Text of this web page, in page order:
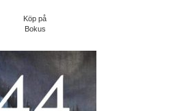
Köp på
Bokus